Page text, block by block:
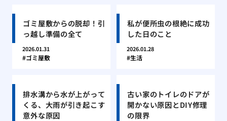
ゴミ屋敷からの脱却！引
っ越し準備の全て
2026.01.31
ゴミ屋敷
私が便所虫の根絶に成功
した日のこと
2026.01.28
生活
排水溝から水が上がって
くる、大雨が引き起こす
意外な原因
古い家のトイレのドアが
開かない原因とDIY修理
の限界